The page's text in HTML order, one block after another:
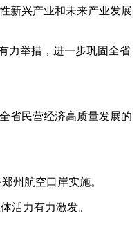
新兴产业和未来产业发展
力举措，进一步巩固全省
省民营经济高质量发展的
州航空口岸实施。
活力有力激发。